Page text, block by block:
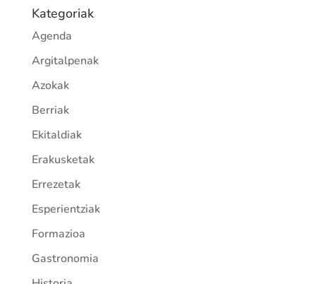
Kategoriak
Agenda
Argitalpenak
Azokak
Berriak
Ekitaldiak
Erakusketak
Errezetak
Esperientziak
Formazioa
Gastronomia